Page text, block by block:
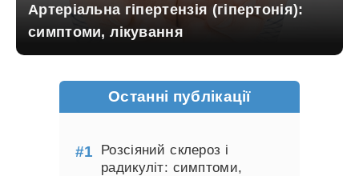
Артеріальна гіпертензія (гіпертонія):
симптоми, лікування
Останні публікації
Розсіяний склероз і
радикуліт: симптоми,